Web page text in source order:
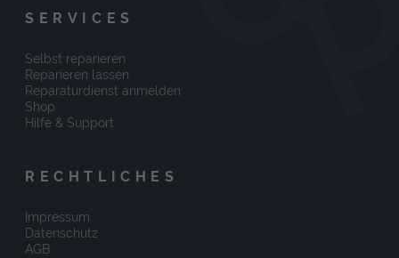
SERVICES
Selbst reparieren
Reparieren lassen
Reparaturdienst anmelden
Shop
Hilfe & Support
RECHTLICHES
Impressum
Datenschutz
AGB